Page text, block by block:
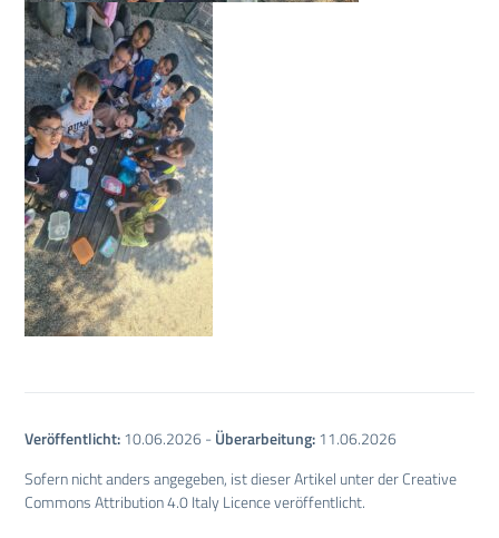
Veröffentlicht:10.06.2026 -Überarbeitung:11.06.2026
Sofern nicht anders angegeben, ist dieser Artikel unter der Creative
Commons Attribution 4.0 Italy Licence veröffentlicht.